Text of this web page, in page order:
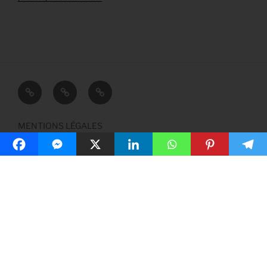
CONTACTPLAN
DU
MENTIONS
LÉGALES
MENTIONS LÉGALES